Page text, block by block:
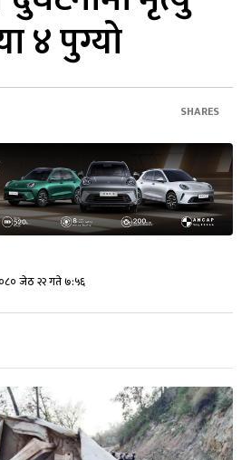
४ पुग्यो
SHARES
जेठ २२ गते ७:५६